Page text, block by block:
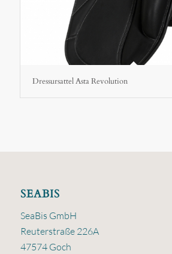
Dressursattel Asta Revolution
SEABIS
SeaBis GmbH
Reuterstraße 226A
47574 Goch